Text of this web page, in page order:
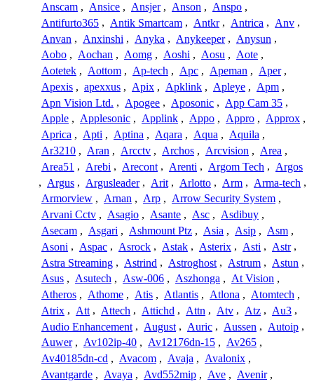
Anscam , Ansice , Ansjer , Anson , Anspo ,
Antifurto365 , Antik Smartcam , Antkr , Antrica , Anv ,
Anvan , Anxinshi , Anyka , Anykeeper , Anysun ,
Aobo , Aochan , Aomg , Aoshi , Aosu , Aote ,
Aotetek , Aottom , Ap-tech , Apc , Apeman , Aper ,
Apexis , apexxus , Apix , Apklink , Apleye , Apm ,
Apn Vision Ltd. , Apogee , Aposonic , App Cam 35 ,
Apple , Applesonic , Applink , Appo , Appro , Approx ,
Aprica , Apti , Aptina , Aqara , Aqua , Aquila ,
Ar3210 , Aran , Arcctv , Archos , Arcvision , Area ,
Area51 , Arebi , Arecont , Arenti , Argom Tech , Argos
, Argus , Argusleader , Arit , Arlotto , Arm , Arma-tech ,
Armorview , Arnan , Arp , Arrow Security System ,
Arvani Cctv , Asagio , Asante , Asc , Asdibuy ,
Asecam , Asgari , Ashmount Ptz , Asia , Asip , Asm ,
Asoni , Aspac , Asrock , Astak , Asterix , Asti , Astr ,
Astra Streaming , Astrind , Astroghost , Astrum , Astun ,
Asus , Asutech , Asw-006 , Aszhonga , At Vision ,
Atheros , Athome , Atis , Atlantis , Atlona , Atomtech ,
Atrix , Att , Attech , Attichd , Attn , Atv , Atz , Au3 ,
Audio Enhancement , August , Auric , Aussen , Autoip ,
Auwer , Av102ip-40 , Av12176dn-15 , Av265 ,
Av40185dn-cd , Avacom , Avaja , Avalonix ,
Avantgarde , Avaya , Avd552mip , Ave , Avenir ,